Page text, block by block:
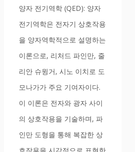
양자 전기역학 (QED): 양자
전기역학은 전자기 상호작용
을 양자역학적으로 설명하는
이론으로, 리처드 파인만, 줄
리안 슈윙거, 시노 이치로 도
모나가가 주요 기여자이다.
이 이론은 전자와 광자 사이
의 상호작용을 기술하며, 파
인만 도형을 통해 복잡한 상